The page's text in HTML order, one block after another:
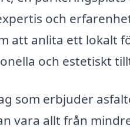
och
att anlita ett lokalt
och estetiskt
som erbjuder
vara allt från